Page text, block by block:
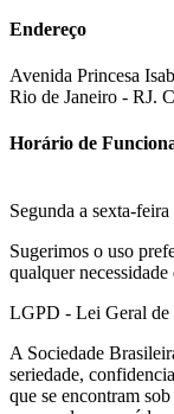
Endereço
Avenida Princesa
Rio de Janeiro - RJ.
Horário de
Segunda a sexta-
Sugerimos o uso
qualquer
LGPD - Lei Geral de
A Sociedade
seriedade,
que se encontram